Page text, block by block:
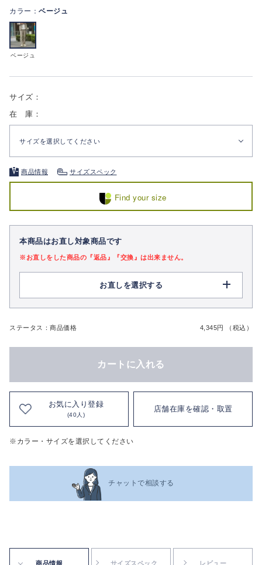
カラー： ベージュ
ベージュ
サイズ：
在 庫：
サイズを選択してください
商品情報 サイズスペック
Find your size
本商品はお直し対象商品です
※お直しをした商品の『返品』『交換』は出来ません。
お直しを選択する
ステータス：商品価格 4,345円 （税込）
カートに入れる
お気に入り登録
(40人)
店舗在庫を確認・取置
※カラー・サイズを選択してください
チャットで相談する
商品情報 サイズスペック レビュー